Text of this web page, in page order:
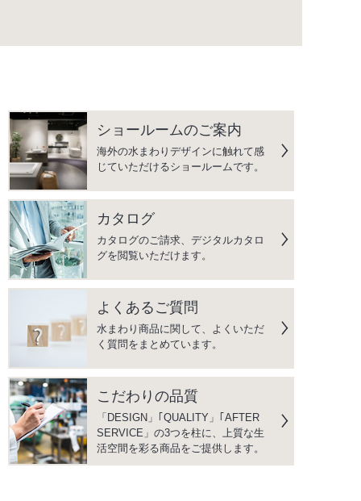
ショールームのご案内
海外の水まわりデザインに触れて感
じていただけるショールームです。
カタログ
カタログのご請求、デジタルカタロ
グを閲覧いただけます。
よくあるご質問
水まわり商品に関して、よくいただ
く質問をまとめています。
こだわりの品質
「DESIGN」｢QUALITY」｢AFTER
SERVICE」の3つを柱に、上質な生
活空間を彩る商品をご提供します。